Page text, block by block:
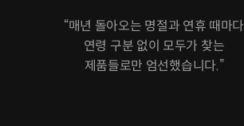
“매년 돌아오는 명절과 연휴 때마다
연령 구분 없이 모두가 찾는
제품들로만 엄선했습니다.”